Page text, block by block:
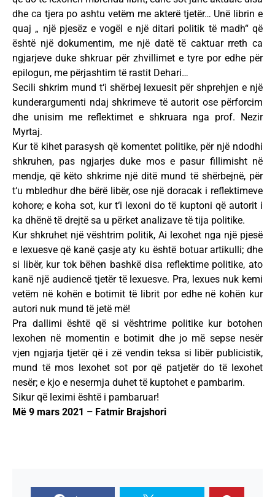
dhe ca tjera po ashtu vetëm me akterë tjetër… Unë librin e
quaj „ një pjesëz e vogël e një ditari politik të madh“ që
është një dokumentim, me një datë të caktuar rreth ca
ngjarjeve duke shkruar për zhvillimet e tyre por edhe për
epilogun, me përjashtim të rastit Dehari…
Secili shkrim mund t‘i shërbej lexuesit për shprehjen e një
kunderargumenti ndaj shkrimeve të autorit ose përforcim
dhe unisim me reflektimet e shkruara nga prof. Nezir
Myrtaj.
Kur të kihet parasysh që komentet politike, për një ndodhi
shkruhen, pas ngjarjes duke mos e pasur fillimisht në
mendje, që këto shkrime një ditë mund të shërbejnë, për
t‘u mbledhur dhe bërë libër, ose një doracak i reflektimeve
kohore; e koha sot, kur t‘i lexoni do të kuptoni që autorit i
ka dhënë të drejtë sa u përket analizave të tija politike.
Kur shkruhet një vështrim politik, Ai lexohet nga një pjesë
e lexuesve që kanë çasje aty ku është botuar artikulli; dhe
si libër, kur tok bëhen bashkë disa reflektime politike, ato
kanë një audiencë tjetër të lexuesve. Pra, lexues nuk kemi
vetëm në kohën e botimit të librit por edhe në kohën kur
autori nuk mund të jetë më!
Pra dallimi është që si vështrime politike kur botohen
lexohen në momentin e botimit dhe jo më sepse nesër
vjen ngjarja tjetër që i zë vendin teksa si libër publicistik,
mund të mos lexohet sot por që patjetër do të lexohet
nesër; e kjo e nesermja duhet të kuptohet e pambarim.
Sikur që leximi është i pambaruar!
Më 9 mars 2021 – Fatmir Brajshori